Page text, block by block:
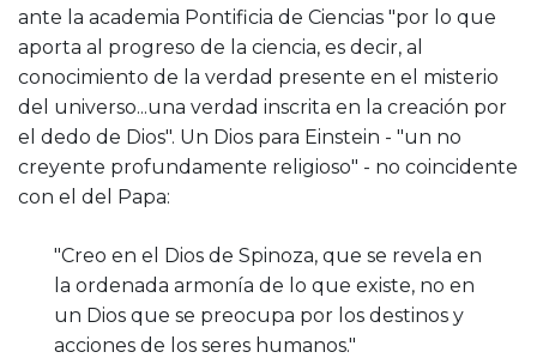
ante la academia Pontificia de Ciencias "por lo que
aporta al progreso de la ciencia, es decir, al
conocimiento de la verdad presente en el misterio
del universo...una verdad inscrita en la creación por
el dedo de Dios". Un Dios para Einstein - "un no
creyente profundamente religioso" - no coincidente
con el del Papa:
"Creo en el Dios de Spinoza, que se revela en
la ordenada armonía de lo que existe, no en
un Dios que se preocupa por los destinos y
acciones de los seres humanos."